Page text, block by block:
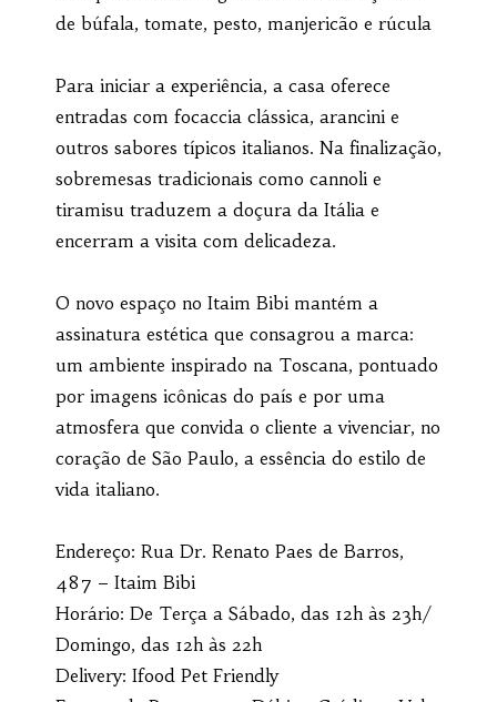
de búfala, tomate, pesto, manjericão e rúcula
Para iniciar a experiência, a casa oferece
entradas com focaccia clássica, arancini e
outros sabores típicos italianos. Na finalização,
sobremesas tradicionais como cannoli e
tiramisu traduzem a doçura da Itália e
encerram a visita com delicadeza.
O novo espaço no Itaim Bibi mantém a
assinatura estética que consagrou a marca:
um ambiente inspirado na Toscana, pontuado
por imagens icônicas do país e por uma
atmosfera que convida o cliente a vivenciar, no
coração de São Paulo, a essência do estilo de
vida italiano.
Endereço: Rua Dr. Renato Paes de Barros,
487 – Itaim Bibi
Horário: De Terça a Sábado, das 12h às 23h/
Domingo, das 12h às 22h
Delivery: Ifood Pet Friendly